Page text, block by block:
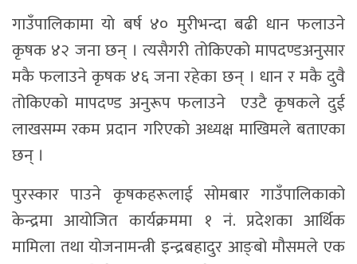
गाउँपालिकामा याे बर्ष ४० मुरीभन्दा बढी धान फलाउने
कृषक ४२ जना छन् । त्यसैगरी तोकिएको मापदण्डअनुसार
मकै फलाउने कृषक ४६ जना रहेका छन् । धान र मकै दुवै
तोकिएकाे मापदण्ड अनुरूप फलाउने एउटै कृषकले दुई
लाखसम्म रकम प्रदान गरिएकाे अध्यक्ष माखिमले बताएका
छन् ।
पुरस्कार पाउने कृषकहरूलाई सोमबार गाउँपालिकाको
केन्द्रमा आयोजित कार्यक्रममा १ नं. प्रदेशका आर्थिक
मामिला तथा योजनामन्त्री इन्द्रबहादुर आङ्बो मौसमले एक